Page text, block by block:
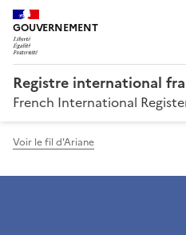
GOUVERNEMENT
Registre international
French International
Voir le fil d'Ariane